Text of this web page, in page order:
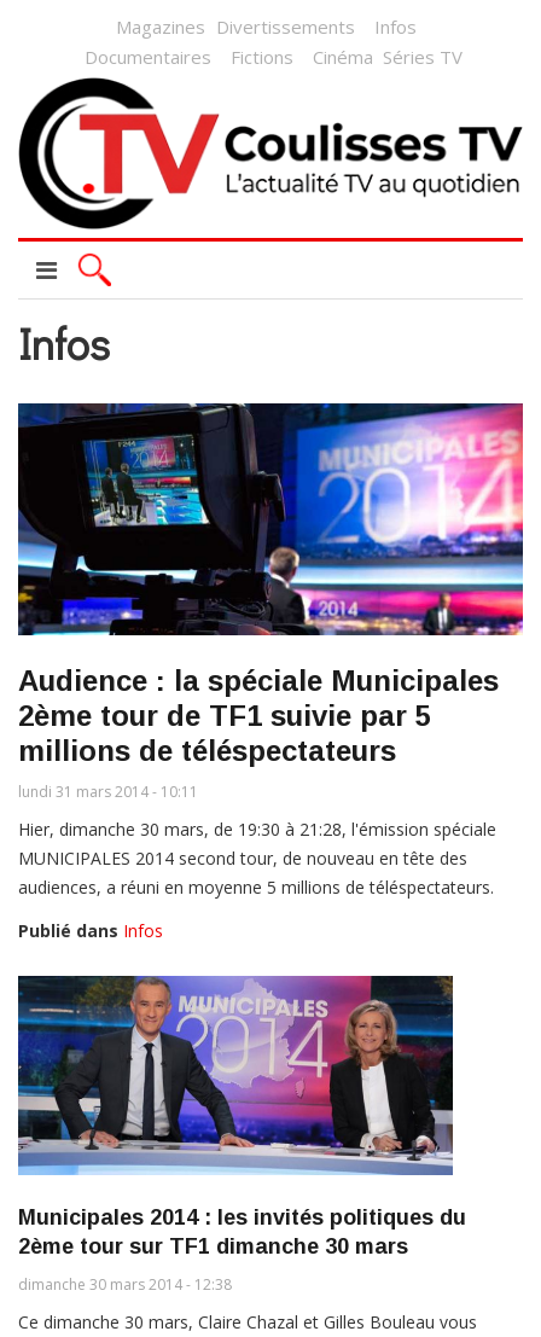
Magazines Divertissements
Infos
Documentaires
Fictions Cinéma Séries TV
Infos
Audience : la spéciale Municipales
2ème tour de TF1 suivie par 5
millions de téléspectateurs
lundi 31 mars 2014 - 10:11
Hier, dimanche 30 mars, de 19:30 à 21:28, l'émission spéciale
MUNICIPALES 2014 second tour, de nouveau en tête des
audiences, a réuni en moyenne 5 millions de téléspectateurs.
Publié dans Infos
Municipales 2014 : les invités politiques du
2ème tour sur TF1 dimanche 30 mars
dimanche 30 mars 2014 - 12:38
Ce dimanche 30 mars, Claire Chazal et Gilles Bouleau vous